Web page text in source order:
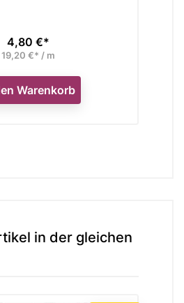
Preis
4,80 €*
19,20 €* / m
Warenkorb
in der gleichen